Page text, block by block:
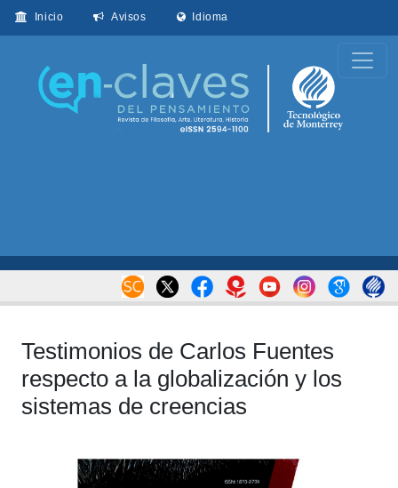
Inicio Avisos Idioma
Testimonios de Carlos Fuentes
respecto a la globalización y los
sistemas de creencias